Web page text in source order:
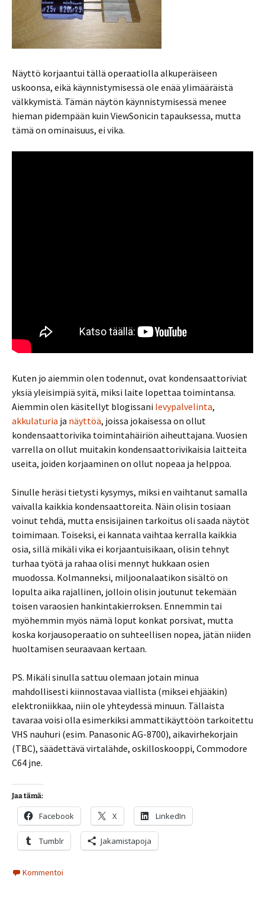
Näyttö korjaantui tällä operaatiolla alkuperäiseen
uskoonsa, eikä käynnistymisessä ole enää ylimääräistä
välkkymistä. Tämän näytön käynnistymisessä menee
hieman pidempään kuin ViewSonicin tapauksessa, mutta
tämä on ominaisuus, ei vika.
Kuten jo aiemmin olen todennut, ovat kondensaattoriviat
yksiä yleisimpiä syitä, miksi laite lopettaa toimintansa.
Aiemmin olen käsitellyt blogissani levypalvelinta,
akkulaturia ja näyttöä, joissa jokaisessa on ollut
kondensaattorivika toimintahäiriön aiheuttajana. Vuosien
varrella on ollut muitakin kondensaattorivikaisia laitteita
useita, joiden korjaaminen on ollut nopeaa ja helppoa.
Sinulle heräsi tietysti kysymys, miksi en vaihtanut samalla
vaivalla kaikkia kondensaattoreita. Näin olisin tosiaan
voinut tehdä, mutta ensisijainen tarkoitus oli saada näytöt
toimimaan. Toiseksi, ei kannata vaihtaa kerralla kaikkia
osia, sillä mikäli vika ei korjaantuisikaan, olisin tehnyt
turhaa työtä ja rahaa olisi mennyt hukkaan osien
muodossa. Kolmanneksi, miljoonalaatikon sisältö on
lopulta aika rajallinen, jolloin olisin joutunut tekemään
toisen varaosien hankintakierroksen. Ennemmin tai
myöhemmin myös nämä loput konkat porsivat, mutta
koska korjausoperaatio on suhteellisen nopea, jätän niiden
huoltamisen seuraavaan kertaan.
PS. Mikäli sinulla sattuu olemaan jotain minua
mahdollisesti kiinnostavaa viallista (miksei ehjääkin)
elektroniikkaa, niin ole yhteydessä minuun. Tällaista
tavaraa voisi olla esimerkiksi ammattikäyttöön tarkoitettu
VHS nauhuri (esim. Panasonic AG-8700), aikavirhekorjain
(TBC), säädettävä virtalähde, oskilloskooppi, Commodore
C64 jne.
Jaa tämä:
Facebook X LinkedIn
Tumblr Jakamistapoja
Kommentoi